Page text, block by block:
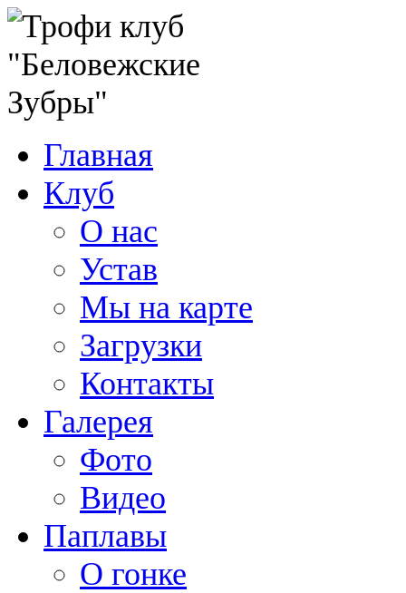
Главная
Клуб
О нас
Устав
Мы на карте
Загрузки
Контакты
Галерея
Фото
Видео
Паплавы
О гонке